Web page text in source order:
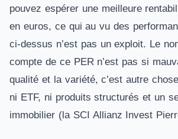
pouvez espérer une meilleure
en euros, ce qui au vu des
ci-dessus n’est pas un exploit. Le
compte de ce PER n’est pas si
qualité et la variété, c’est autre
ni ETF, ni produits structurés et un
immobilier (la SCI Allianz Invest